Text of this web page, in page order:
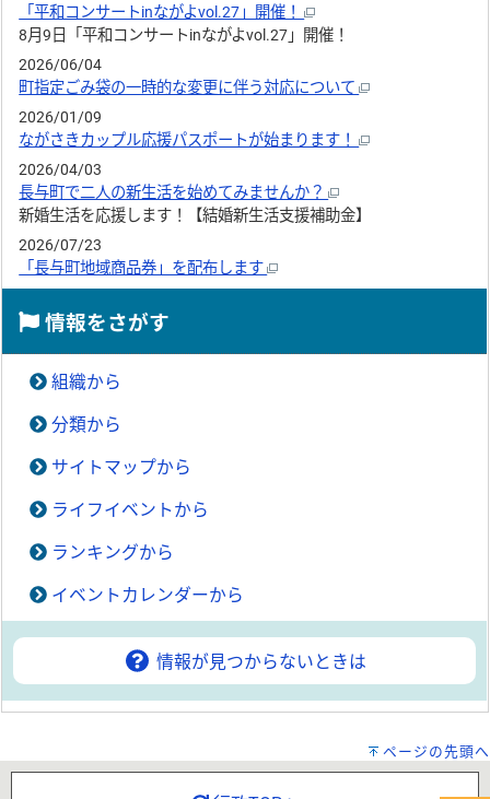
「平和コンサートinながよvol.27」開催！
8月9日「平和コンサートinながよvol.27」開催！
2026/06/04
町指定ごみ袋の一時的な変更に伴う対応について
2026/01/09
ながさきカップル応援パスポートが始まります！
2026/04/03
長与町で二人の新生活を始めてみませんか？
新婚生活を応援します！【結婚新生活支援補助金】
2026/07/23
「長与町地域商品券」を配布します
情報をさがす
組織から
分類から
サイトマップから
ライフイベントから
ランキングから
イベントカレンダーから
情報が見つからないときは
ページの先頭へ